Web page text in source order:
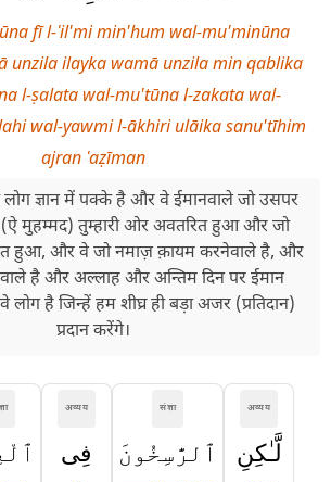
fī l-ʿil'mi min'hum wal-mu'minūna
unzila ilayka wamā unzila min qablika
l-ṣalata wal-mu'tūna l-zakata wal-
wal-yawmi l-ākhiri ulāika sanu'tīhim
ajran ʿaẓīman
ज्ञान में पक्के है और वे ईमानवाले जो उसपर
(ऐ मुहम्मद) तुम्हारी ओर अवतरित हुआ और जो
हुआ, और वे जो नमाज़ क़ायम करनेवाले है, और
है और अल्लाह और अन्तिम दिन पर ईमान
है जिन्हें हम शीघ्र ही बड़ा अजर (प्रतिदान)
प्रदान करेंगे।
अव्यय
لَّـٰكِنِ
संज्ञा
ٱلرَّٰسِخُونَ
अव्यय
فِى